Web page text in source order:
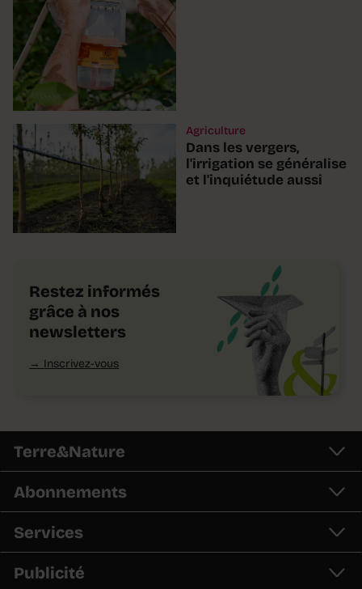
Agriculture
Dans les vergers,
l'irrigation se généralise
et l'inquiétude aussi
Restez informés
grâce à nos
newsletters
Inscrivez-vous
Terre&Nature
Abonnements
Services
Publicité